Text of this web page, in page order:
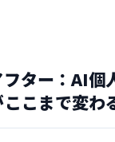
ター：AI個
こまで変わ